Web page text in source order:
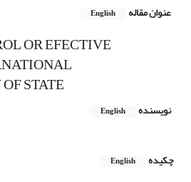
عنوان مقاله English
OR EFECTIVE
STATE
نویسنده English
چکیده
English